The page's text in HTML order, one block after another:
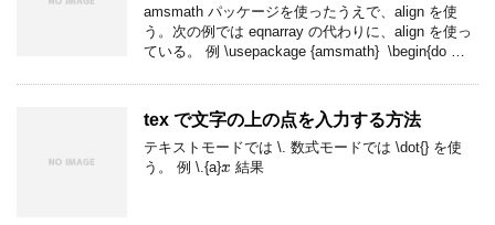
amsmath パッケージを使ったうえで、align を使
う。次の例では eqnarray の代わりに、align を使っ
ている。 例 \usepackage {amsmath} \begin{do …
tex で文字の上の点を入力する方法
テキストモードでは \. 数式モードでは \dot{} を使
う。 例 \.{a}
˙
結果